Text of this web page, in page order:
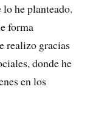
he planteado.
forma
realizo gracias
donde he
en los